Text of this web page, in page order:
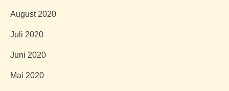
August 2020
Juli 2020
Juni 2020
Mai 2020